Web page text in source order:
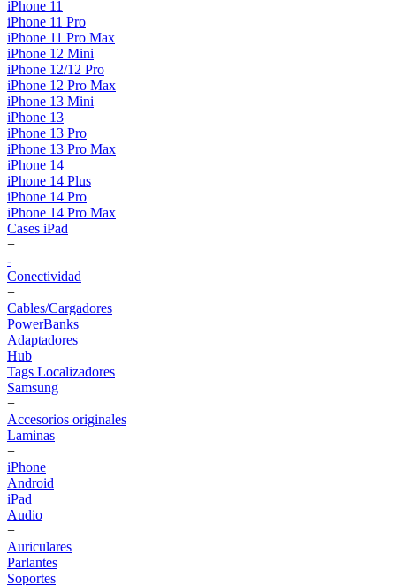
iPhone 11
iPhone 11 Pro
iPhone 11 Pro Max
iPhone 12 Mini
iPhone 12/12 Pro
iPhone 12 Pro Max
iPhone 13 Mini
iPhone 13
iPhone 13 Pro
iPhone 13 Pro Max
iPhone 14
iPhone 14 Plus
iPhone 14 Pro
iPhone 14 Pro Max
Cases iPad
+
-
Conectividad
+
Cables/Cargadores
PowerBanks
Adaptadores
Hub
Tags Localizadores
Samsung
+
Accesorios originales
Laminas
+
iPhone
Android
iPad
Audio
+
Auriculares
Parlantes
Soportes